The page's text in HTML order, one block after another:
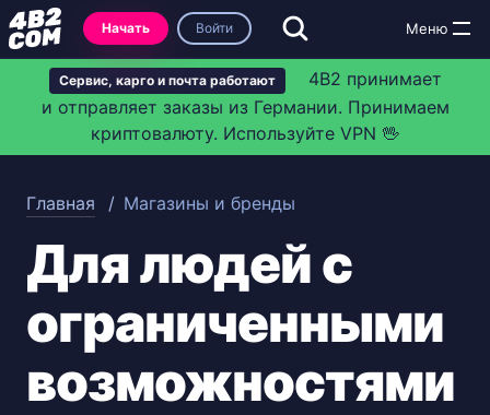
Сервис, карго и почта работают
4B2 принимает
и отправляет заказы из Германии. Принимаем
криптовалюту. Используйте VPN 🖖
Начать Войти
Главная Магазины и бренды
Для людей с
ограниченными
возможностями